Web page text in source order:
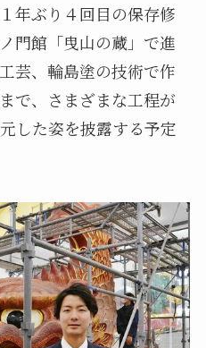
年ぶり４回目の保存修
門館「曳山の蔵」で進
芸、輪島塗の技術で作
で、さまざまな工程が
した姿を披露する予定